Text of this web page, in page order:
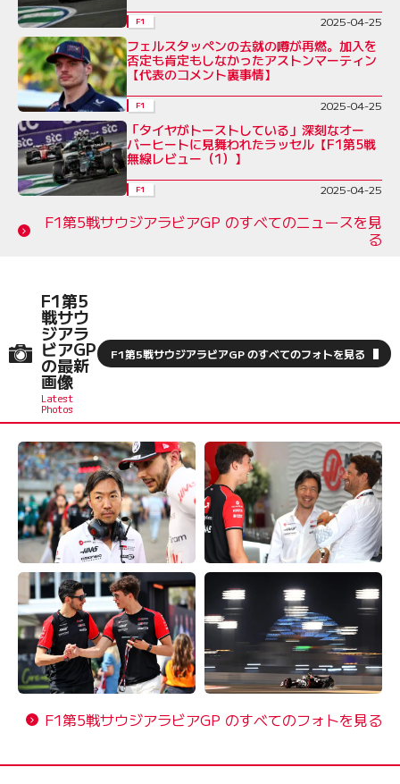
F1 2025-04-25
フェルスタッペンの去就の噂が再燃。加入を
否定も肯定もしなかったアストンマーティン
【代表のコメント裏事情】
F1 2025-04-25
「タイヤがトーストしている」深刻なオー
バーヒートに見舞われたラッセル【F1第5戦
無線レビュー（1）】
F1 2025-04-25
F1第5戦サウジアラビアGP のすべてのニュースを見
る
F1第5
戦サウ
ジアラ
ビアGP
の最新
画像
F1第5戦サウジアラビアGP のすべてのフォトを見る
F1第5戦サウジアラビアGP のすべてのフォトを見る